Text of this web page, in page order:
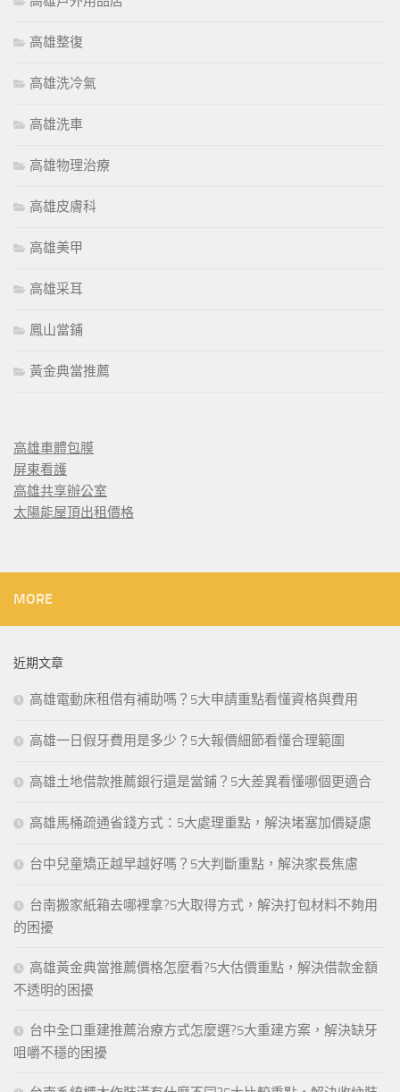
高雄整復
高雄洗冷氣
高雄洗車
高雄物理治療
高雄皮膚科
高雄美甲
高雄采耳
鳳山當鋪
黃金典當推薦
高雄車體包膜
屏東看護
高雄共享辦公室
太陽能屋頂出租價格
MORE
近期文章
高雄電動床租借有補助嗎？5大申請重點看懂資格與費用
高雄一日假牙費用是多少？5大報價細節看懂合理範圍
高雄土地借款推薦銀行還是當鋪？5大差異看懂哪個更適合
高雄馬桶疏通省錢方式：5大處理重點，解決堵塞加價疑慮
台中兒童矯正越早越好嗎？5大判斷重點，解決家長焦慮
台南搬家紙箱去哪裡拿?5大取得方式，解決打包材料不夠用
的困擾
高雄黃金典當推薦價格怎麼看?5大估價重點，解決借款金額
不透明的困擾
台中全口重建推薦治療方式怎麼選?5大重建方案，解決缺牙
咀嚼不穩的困擾